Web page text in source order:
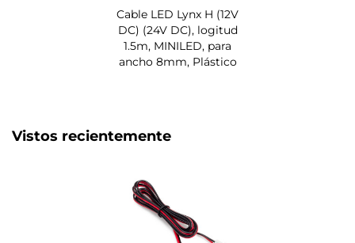
Cable LED Lynx H (12V
DC) (24V DC), logitud
1.5m, MINILED, para
ancho 8mm, Plástico
Vistos recientemente